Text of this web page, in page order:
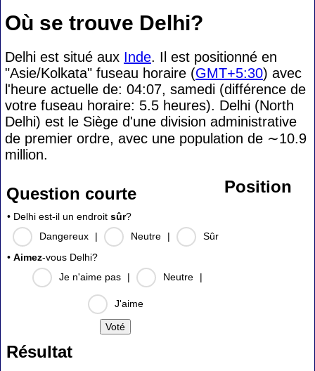
Où se trouve Delhi?
Delhi est situé aux Inde. Il est positionné en
"Asie/Kolkata" fuseau horaire (GMT+5:30) avec
l'heure actuelle de: 04:07, samedi (différence de
votre fuseau horaire: 5.5 heures). Delhi (North
Delhi) est le Siège d'une division administrative
de premier ordre, avec une population de ∼10.9
million.
Question courte
• Delhi est-il un endroit sûr?
Dangereux
| Neutre |
Sûr
• Aimez-vous Delhi?
Je n'aime pas
| Neutre |
J'aime
Résultat
Position